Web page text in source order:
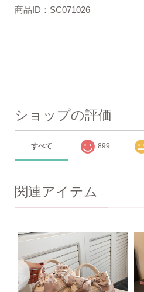
商品ID：SC071026
ショップの評価
すべて 899
関連アイテム